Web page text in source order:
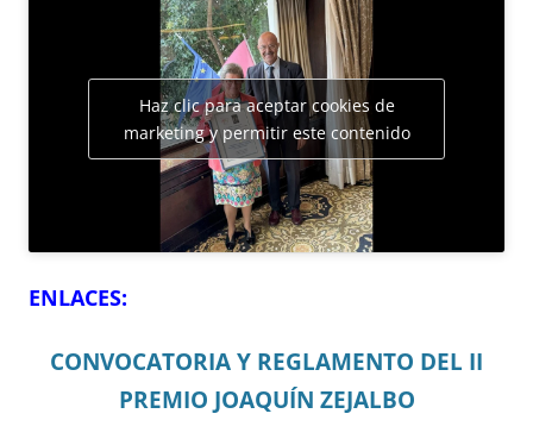
Haz clic para aceptar cookies de
marketing y permitir este contenido
ENLACES:
CONVOCATORIA Y REGLAMENTO DEL II
PREMIO JOAQUÍN ZEJALBO